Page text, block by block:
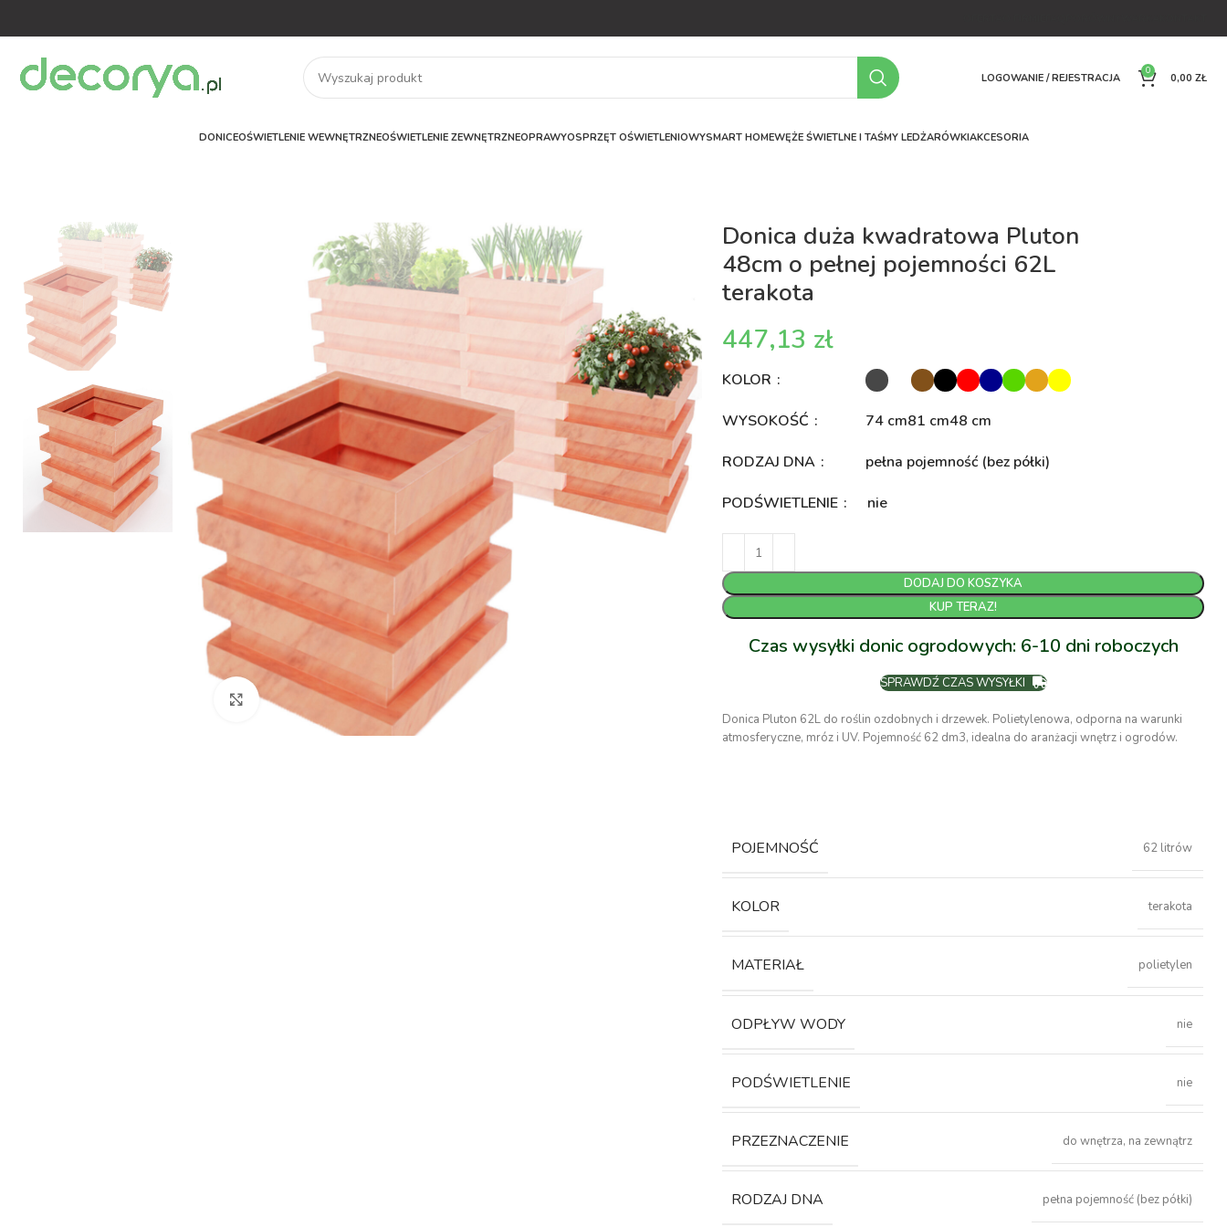
LOGOWANIE / REJESTRACJA
0
0,00 ZŁ
DONICEOŚWIETLENIE WEWNĘTRZNEOŚWIETLENIE ZEWNĘTRZNEOPRAWYOSPRZĘT OŚWIETLENIOWYSMART HOMEWĘŻE ŚWIETLNE I TAŚMY LEDŻARÓWKIAKCESORIA
Kliknij aby powiększyć
Donica duża kwadratowa Pluton
48cm o pełnej pojemności 62L
terakota
zł
KOLOR
WYSOKOŚĆ 74 cm81 cm48 cm
RODZAJ DNA pełna pojemność (bez półki)
PODŚWIETLENIE nie
DODAJ DO KOSZYKA
KUP TERAZ!
Czas wysyłki donic ogrodowych: 6-10 dni roboczych
SPRAWDŹ CZAS WYSYŁKI
Donica Pluton 62L do roślin ozdobnych i drzewek. Polietylenowa, odporna na warunki
atmosferyczne, mróz i UV. Pojemność 62 dm3, idealna do aranżacji wnętrz i ogrodów.
POJEMNOŚĆ 62 litrów
KOLOR terakota
MATERIAŁ polietylen
ODPŁYW WODY nie
PODŚWIETLENIE nie
PRZEZNACZENIE do wnętrza, na zewnątrz
RODZAJ DNA pełna pojemność (bez półki)